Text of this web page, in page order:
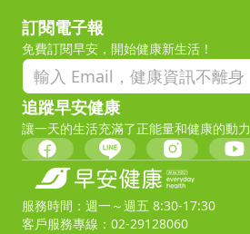
訂閱電子報
免費訂閱早安，開始健康新生活！
追蹤早安健康
讓一天的生活充滿了正能量和健康的動力
服務時間：週一～週五 8:30-17:30
客戶服務專線：02-29128060